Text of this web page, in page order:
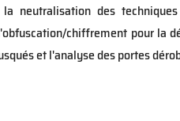
neutralisation des
chiffrement pour la
et l'analyse des portes